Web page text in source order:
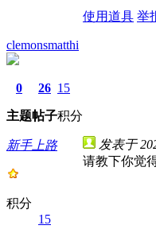
使用道具 举
clemonsmatthi
0
主题
26
帖子
15
积分
新手上路
积分
15
发表于
请教下你觉